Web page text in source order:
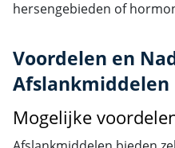
hersengebieden of
Voordelen en
Afslankmiddelen
Mogelijke